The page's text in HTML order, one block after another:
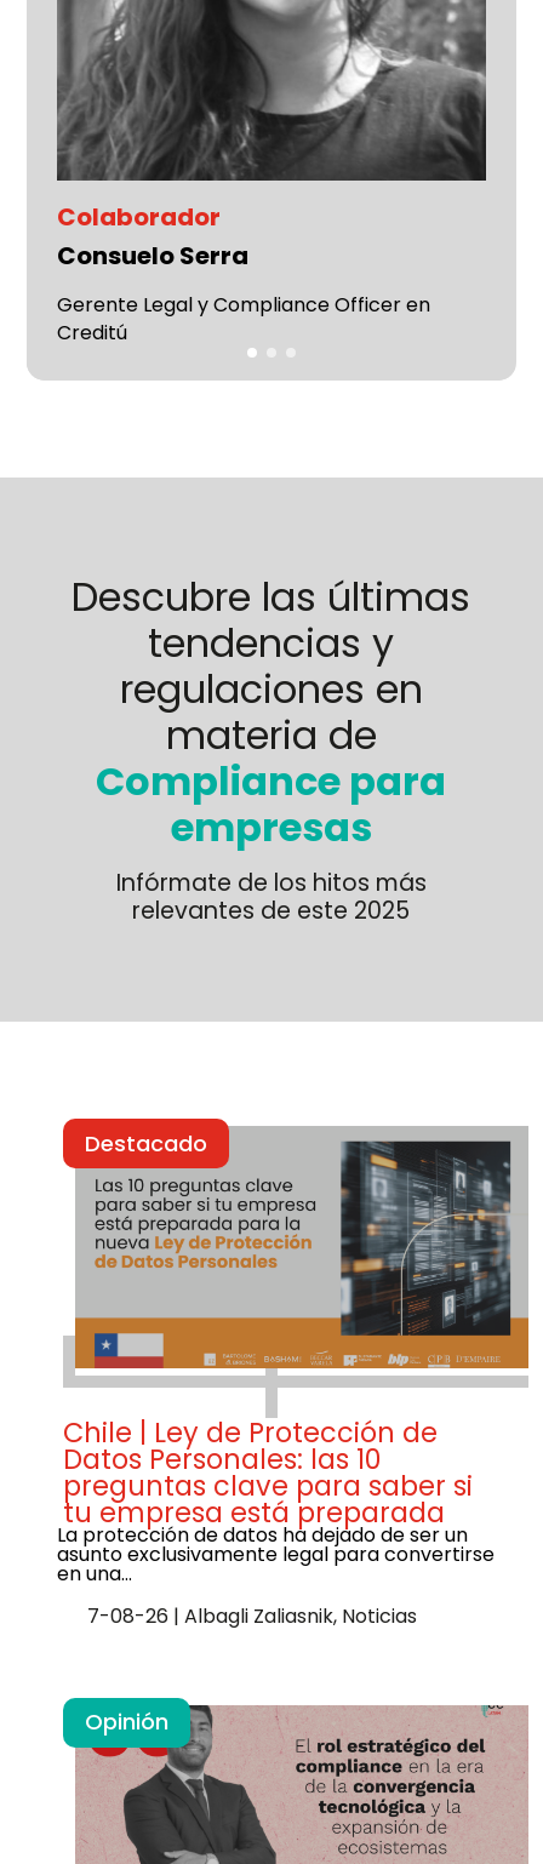
Colaborador
Consuelo Serra
Gerente Legal y Compliance Officer en
Creditú
Descubre las últimas
tendencias y
regulaciones en
materia de
Compliance para
empresas
Infórmate de los hitos más
relevantes de este 2025
Destacado
Chile | Ley de Protección de
Datos Personales: las 10
preguntas clave para saber si
tu empresa está preparada
7-08-26 |Albagli Zaliasnik, Noticias
La protección de datos ha dejado de ser un
asunto exclusivamente legal para convertirse
en una…
Opinión